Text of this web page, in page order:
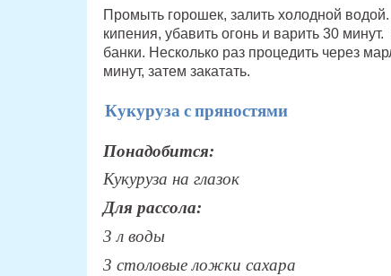
Промыть горошек, залить холодной
кипения, убавить огонь и варить 30
банки. Несколько раз процедить через
минут, затем закатать.
Кукуруза с пряностями
Понадобится:
Кукуруза на глазок
Для рассола:
3 л воды
3 столовые ложки сахара